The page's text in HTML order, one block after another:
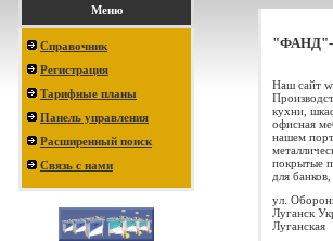
Меню
Справочник
Регистрация
Тарифные планы
Панель управления
Расширенный поиск
Связь с нами
"ФАНД"-
Наш сайт
кухни,
офисная
нашем
покрытые
для
ул.
Луганск
Луганская